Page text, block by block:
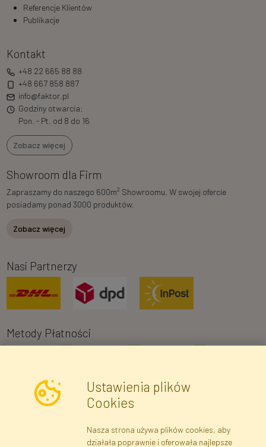
Referencje Klientów
Publikacje
Kontakt
+48 22 665 88 88
+48 667 858 887
info@faktor.pl
Godziny otwarcia:
Pon. - Pt. od 8 do 16
Zobacz więcej
Showroom dla Firm
Zapraszamy do naszego 600m2 Showroomu. W swojej ofercie
posiadamy ponad 3000 produktów.
Zobacz więcej
Nasi Partnerzy
Metody Płatności
Ustawienia plików
Cookies
Nasza strona używa plików cookies, aby
działała poprawnie i oferowała najlepsze